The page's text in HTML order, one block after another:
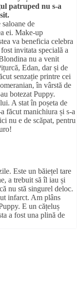
patruped nu s-a
de
ei. Make-up
va beneficia celebra
invitata specială a
nu a venit
Edan, dar și de
senzație printre cei
în vârstă de
botezat Puppy.
A stat în poșeta de
făcut manichiura și s-a
nu e de scăpat, pentru
Este un băiețel tare
a trebuit să îl iau și
nu stă singurel deloc.
infarct. Am plâns
E un cățeluș
a fost una plină de